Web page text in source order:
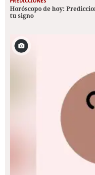
Horóscopo de hoy:
tu signo